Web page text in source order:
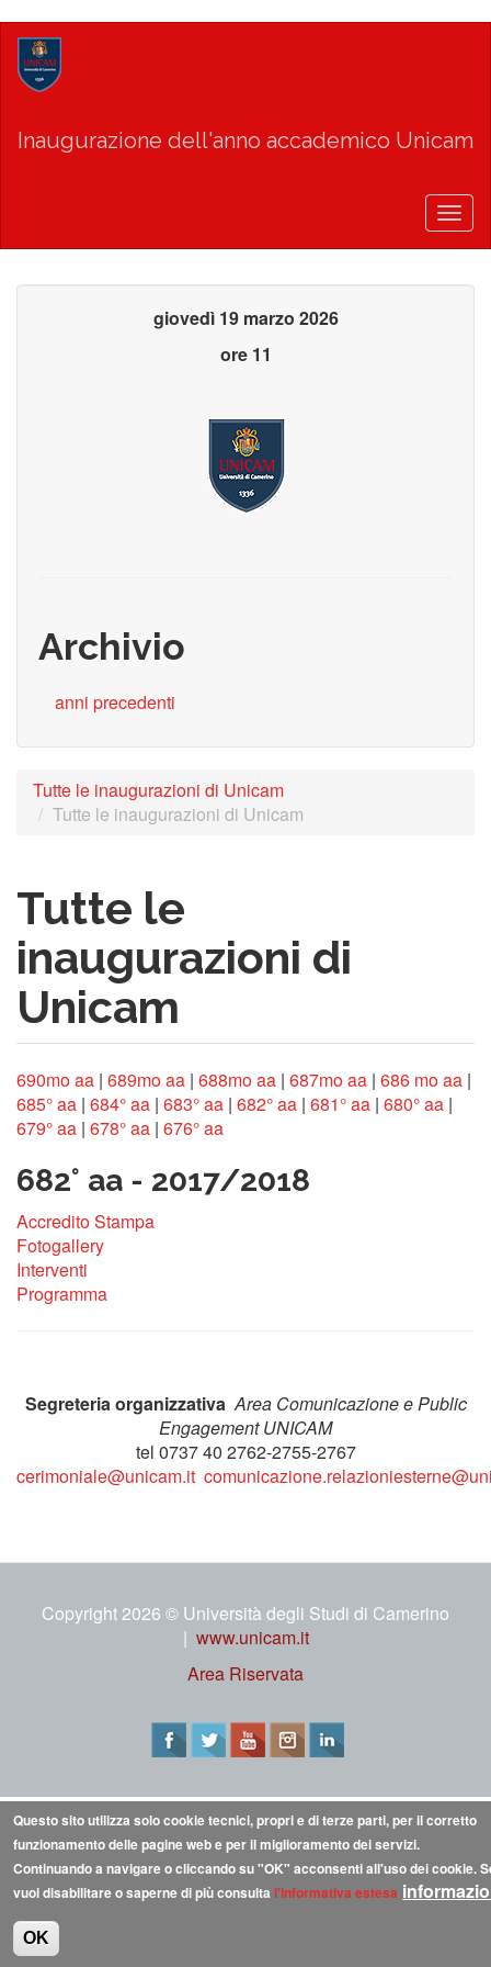
Salta
contenuto
Inaugurazione dell'anno accademico Unicam
giovedì 19 marzo 2026
ore 11
Archivio
anni precedenti
Tutte le inaugurazioni di Unicam
Tutte le inaugurazioni di Unicam
Tutte le
inaugurazioni di
Unicam
690mo aa | 689mo aa | 688mo aa | 687mo aa | 686 mo aa |
685° aa | 684° aa | 683° aa | 682° aa | 681° aa | 680° aa |
679° aa | 678° aa | 676° aa
682° aa - 2017/2018
Accredito Stampa
Fotogallery
Interventi
Programma
Segreteria organizzativaArea Comunicazione e Public
Engagement UNICAM
tel 0737 40 2762-2755-2767
cerimoniale@unicam.it
Copyright 2026 © Università degli Studi di Camerino
| www.unicam.it
Area Riservata
Questo sito utilizza solo cookie tecnici, propri e di terze parti, per il corretto
funzionamento delle pagine web e per il miglioramento dei servizi.
Continuando a navigare o cliccando su "OK" acconsenti all'uso dei cookie.
vuoi disabilitare o saperne di più consulta l'informativa estesa
OK